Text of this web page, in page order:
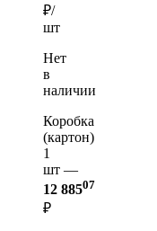
₽/
шт
Нет
в
наличии
Коробка
(картон)
1
шт —
12 88507
₽